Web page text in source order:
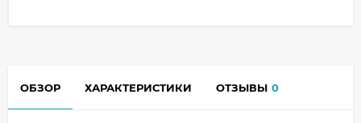
ОБЗОР ХАРАКТЕРИСТИКИ ОТЗЫВЫ 0